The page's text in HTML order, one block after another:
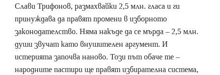
Слави Трифонов, размахвайки 2,5 млн. гласа и ги
принуждава да правят промени в изборното
законодателство. Няма накъде да се мърда – 2,5 млн.
души звучат като внушителен аргумент. И
истерията започва наново. Този път обаче те –
народните пастири ще правят избирателна система,